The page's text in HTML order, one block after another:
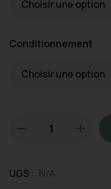
Conditionnement
UGS : N/A